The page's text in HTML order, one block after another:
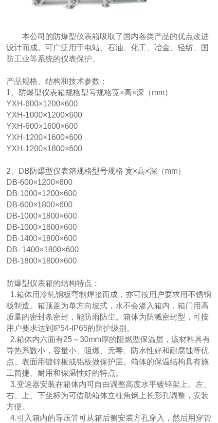
本公司的防爆型仪表箱吸取了国内各类产品的优点改进
设计而成。可广泛用于电站、石油、化工、冶金、轻纺、国
防工业等系统的仪表保护。
产品规格、结构和技术参数：
1、防爆型仪表箱规格型号规格宽×高×深（mm）
YXH-600×1200×600
YXH-1000×1200×600
YXH-600×1600×600
YXH-1200×1600×600
YXH-1200×1800×600
2、DB防爆型仪表箱规格型号规格 宽×高×深（mm）
DB-600×1200×600
DB-1000×1200×600
DB-600×1800×600
DB-1000×1800×600
DB-1000×1800×600
DB-1400×1800×600
DB- 1400×1800×600
DB-1800×1800×600
防爆型仪表箱的结构特点：
1.箱体用冷轧钢板弯制焊接而成，亦可按用户要求用不锈钢
板制造。箱顶盖为单方向坡式，水不会渗入箱内，箱门用高
质量的密封条密封，能防雨防尘。箱体为防溅密封型，可按
用户要求达到IP54-IP65的防护级别。
2.箱体内六面有25～30mm厚的阻燃型保温层，该材料具有
导热系数小，容量小、阻燃、无毒、防水性好和耐腐蚀等优
点。表面用镀锌板或铝板做保护层。箱体的保温结构具有施
工简捷、耐用和保温性好的特点。
3.变速器安装在箱体内可自由调整高度水平镀锌架上。左、
右、上、下坐标为可借助箱体立柱角钢上长形孔调整，安装
方便。
4.引入箱内的导压管可从箱后侧安装方孔穿入，然后用穿管